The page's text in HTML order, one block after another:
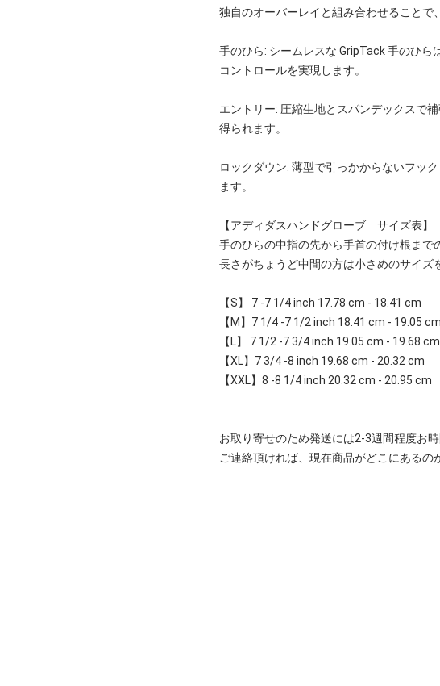
独自のオーバーレイと組み合わせることで
手のひら: シームレスな GripTack 手のひ
コントロールを実現します。
エントリー: 圧縮生地とスパンデックスで
得られます。
ロックダウン: 薄型で引っかからないフッ
ます。
【アディダスハンドグローブ サイズ表】
手のひらの中指の先から手首の付け根まで
長さがちょうど中間の方は小さめのサイズ
【S】 7 -7 1/4 inch 17.78 cm - 18.41 cm
【M】7 1/4 -7 1/2 inch 18.41 cm - 19.05 cm
【L】 7 1/2 -7 3/4 inch 19.05 cm - 19.68 cm
【XL】7 3/4 -8 inch 19.68 cm - 20.32 cm
【XXL】8 -8 1/4 inch 20.32 cm - 20.95 cm
お取り寄せのため発送には2-3週間程度お時
ご連絡頂ければ、現在商品がどこにあるの